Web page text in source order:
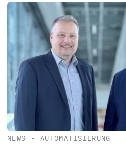
NEWS • AUTOMATISIERUNG